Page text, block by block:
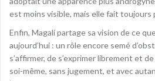
est moins visible, mais elle fait
Enfin, Magali partage sa vision de ce
aujourd’hui : un rôle encore semé
s’affirmer, de s’exprimer librement et
soi-même, sans jugement, et avec